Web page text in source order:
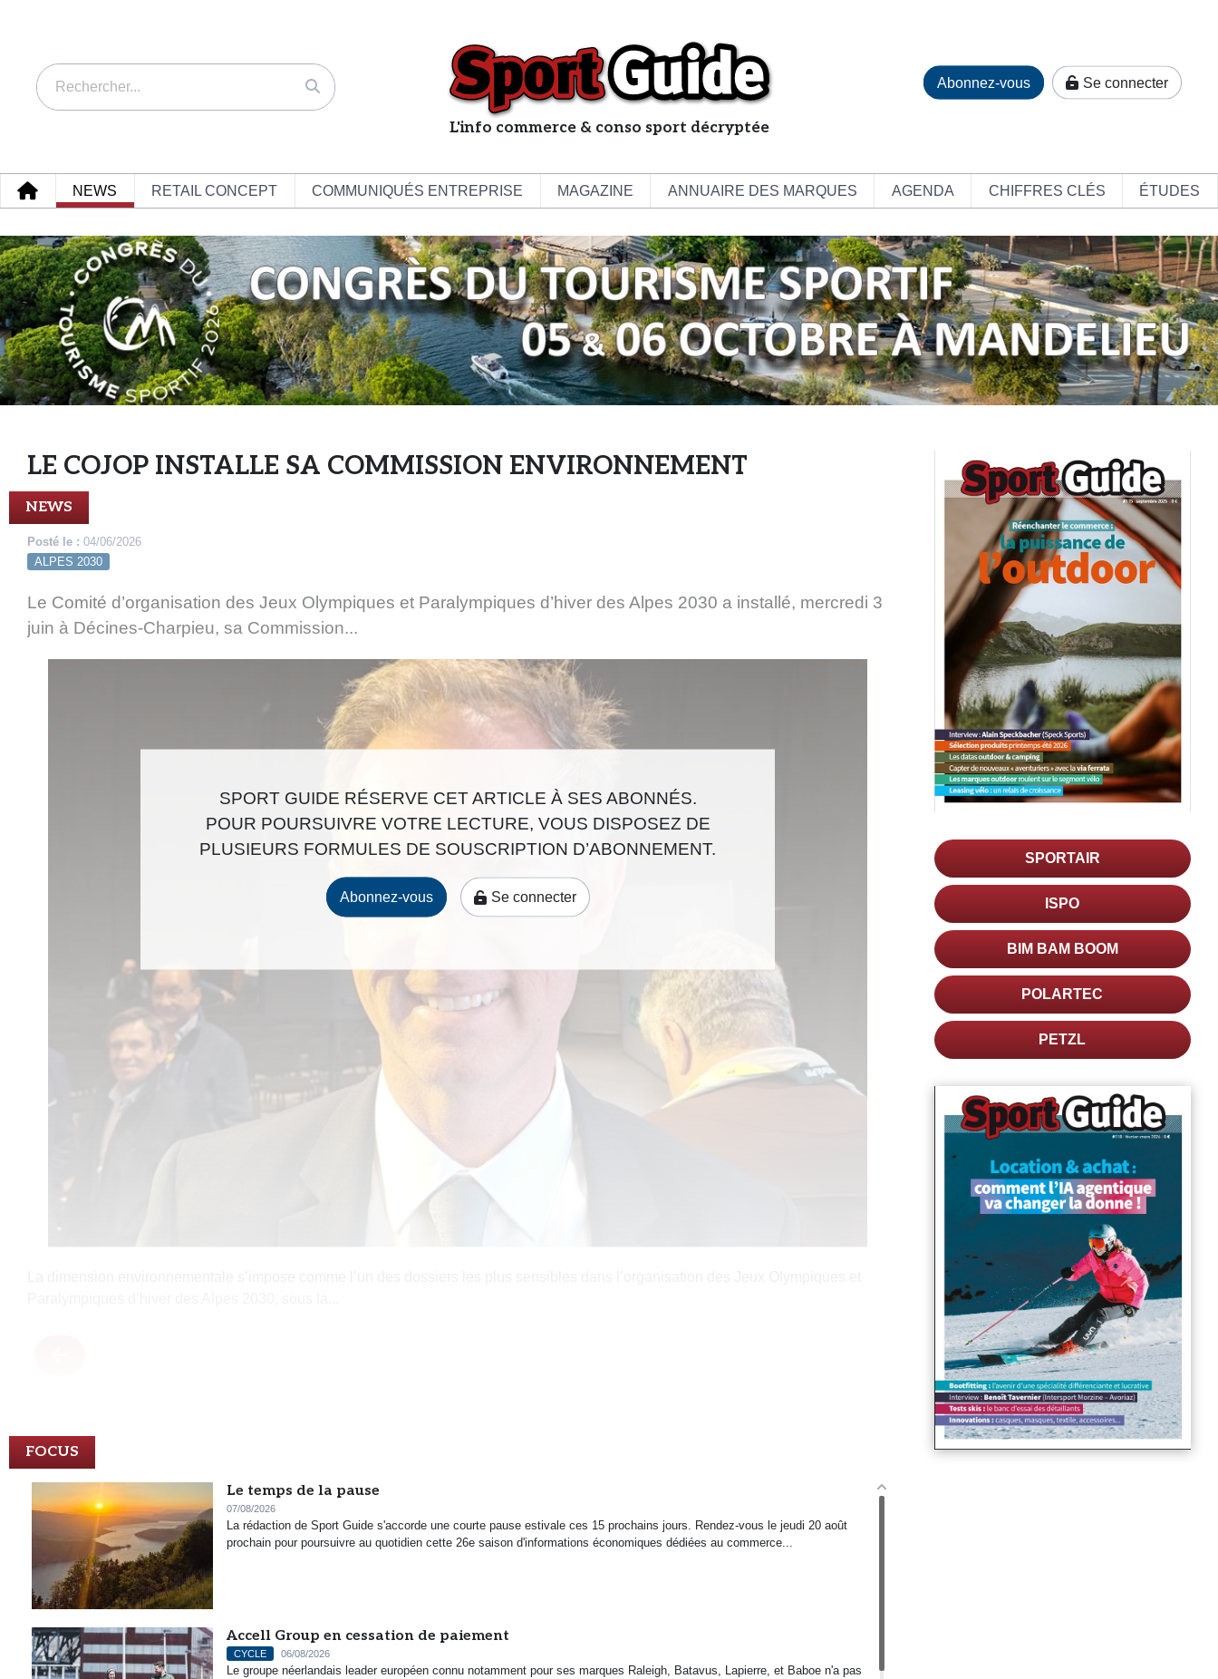
L'info commerce & conso sport décryptée
e
b
u
s
i
n
e
s
s
d
e
n
e
t
d
r
q
u
e
Abonnez-vous Se connecter
NEWS RETAIL CONCEPT COMMUNIQUÉS ENTREPRISE MAGAZINE ANNUAIRE DES MARQUES AGENDA CHIFFRES CLÉS ÉTUDES
LE COJOP INSTALLE SA COMMISSION ENVIRONNEMENT
NEWS
Posté le : 04/06/2026
ALPES 2030
SPORT GUIDE RÉSERVE CET ARTICLE À SES ABONNÉS.
POUR POURSUIVRE VOTRE LECTURE, VOUS DISPOSEZ DE
PLUSIEURS FORMULES DE SOUSCRIPTION D’ABONNEMENT.
Abonnez-vous Se connecter
Le Comité d’organisation des Jeux Olympiques et Paralympiques d’hiver des Alpes 2030 a installé, mercredi 3
juin à Décines-Charpieu, sa Commission...
FOCUS
Le temps de la pause
07/08/2026
La rédaction de Sport Guide s'accorde une courte pause estivale ces 15 prochains jours. Rendez-vous le jeudi 20 août
prochain pour poursuivre au quotidien cette 26e saison d'informations économiques dédiées au commerce...
Accell Group en cessation de paiement
CYCLE 06/08/2026
Le groupe néerlandais leader européen connu notamment pour ses marques Raleigh, Batavus, Lapierre, et Baboe n'a pas
SPORTAIR
ISPO
BIM BAM BOOM
POLARTEC
PETZL